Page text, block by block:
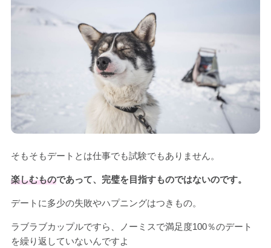
そもそもデートとは仕事でも試験でもありません。
楽しむものであって、完璧を目指すものではないのです。
デートに多少の失敗やハプニングはつきもの。
ラブラブカップルですら、ノーミスで満足度100％のデート
を繰り返していないんですよ